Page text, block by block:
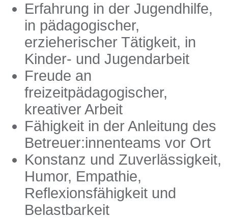
Erfahrung in der Jugendhilfe,
in pädagogischer,
erzieherischer Tätigkeit, in
Kinder- und Jugendarbeit
Freude an
freizeitpädagogischer,
kreativer Arbeit
Fähigkeit in der Anleitung des
Betreuer:innenteams vor Ort
Konstanz und Zuverlässigkeit,
Humor, Empathie,
Reflexionsfähigkeit und
Belastbarkeit